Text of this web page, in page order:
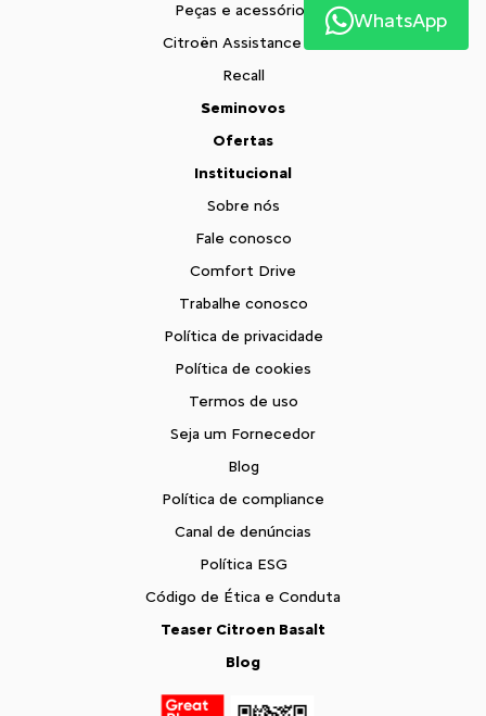
Peças e acessórios
Citroën Assistance XL
Recall
Seminovos
Ofertas
Institucional
Sobre nós
Fale conosco
Comfort Drive
Trabalhe conosco
Política de privacidade
Política de cookies
Termos de uso
Seja um Fornecedor
Blog
Política de compliance
Canal de denúncias
Política ESG
Código de Ética e Conduta
Teaser Citroen Basalt
Blog
WhatsApp